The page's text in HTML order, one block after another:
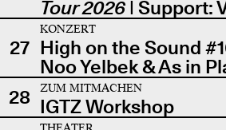
Tour 2026| Support:
27
KONZERT
High on the Sound
Noo Yelbek & As in
28
ZUM MITMACHEN
IGTZ Workshop